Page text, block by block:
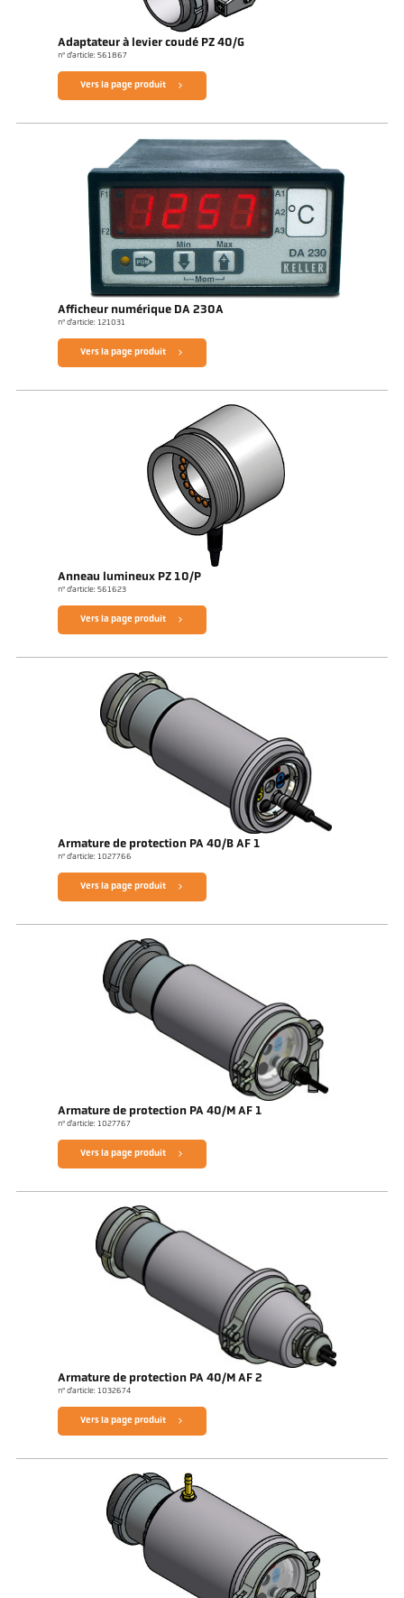
Adaptateur à levier coudé PZ 40/G
n° d'article: 561867
Vers la page produit
Afficheur numérique DA 230A
n° d'article: 121031
Vers la page produit
Anneau lumineux PZ 10/P
n° d'article: 561623
Vers la page produit
Armature de protection PA 40/B AF 1
n° d'article: 1027766
Vers la page produit
Armature de protection PA 40/M AF 1
n° d'article: 1027767
Vers la page produit
Armature de protection PA 40/M AF 2
n° d'article: 1032674
Vers la page produit